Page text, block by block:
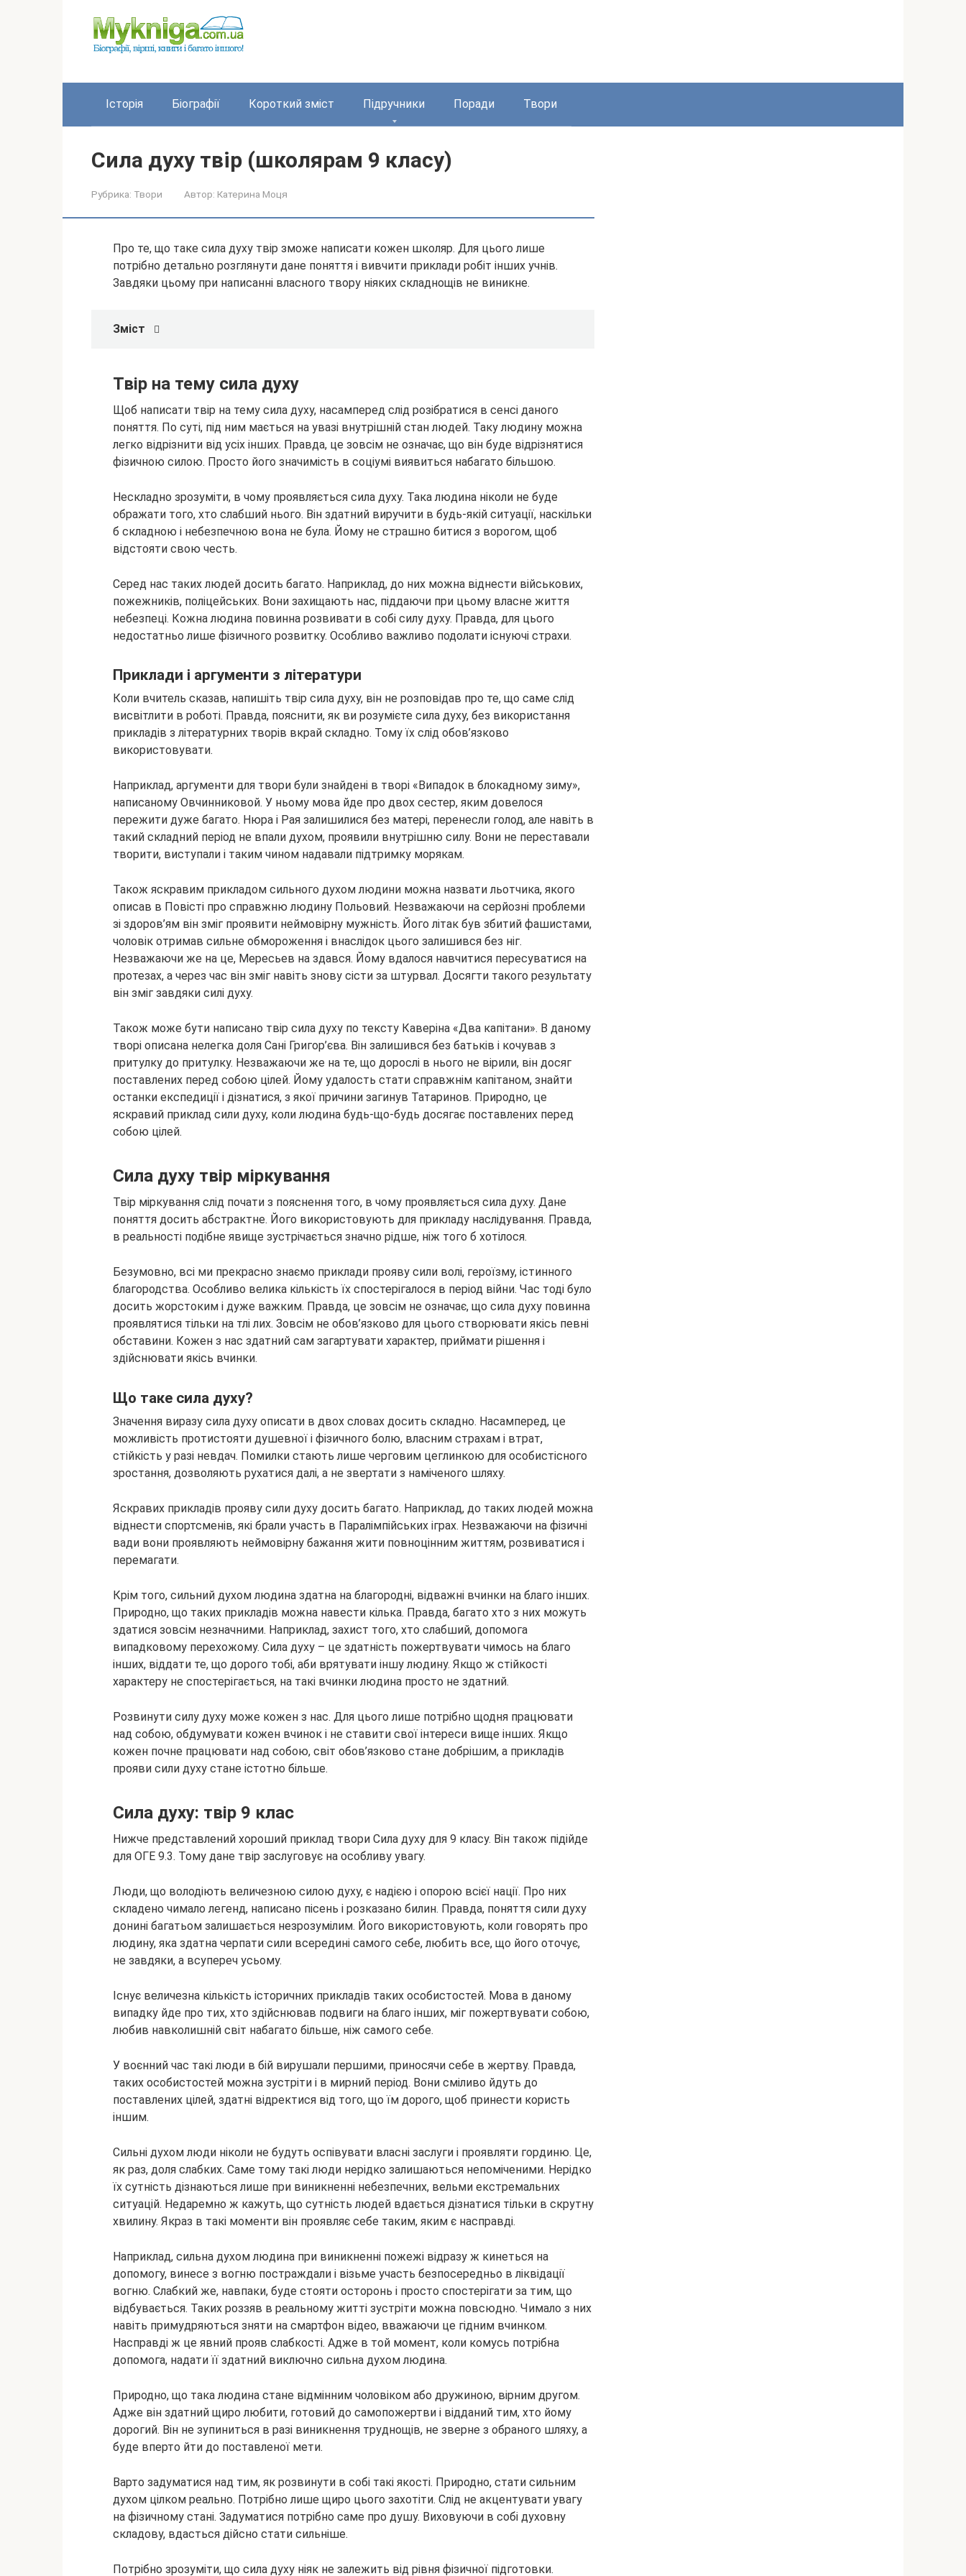
Історія Біографії Короткий зміст Підручники Поради Твори
Сила духу твір (школярам 9 класу)
Рубрика: Твори Автор: Катерина Моця
Про те, що таке сила духу твір зможе написати кожен школяр. Для цього лише
потрібно детально розглянути дане поняття і вивчити приклади робіт інших учнів.
Завдяки цьому при написанні власного твору ніяких складнощів не виникне.
Зміст
Твір на тему сила духу
Щоб написати твір на тему сила духу, насамперед слід розібратися в сенсі даного
поняття. По суті, під ним мається на увазі внутрішній стан людей. Таку людину можна
легко відрізнити від усіх інших. Правда, це зовсім не означає, що він буде відрізнятися
фізичною силою. Просто його значимість в соціумі виявиться набагато більшою.
Нескладно зрозуміти, в чому проявляється сила духу. Така людина ніколи не буде
ображати того, хто слабший нього. Він здатний виручити в будь-якій ситуації, наскільки
б складною і небезпечною вона не була. Йому не страшно битися з ворогом, щоб
відстояти свою честь.
Серед нас таких людей досить багато. Наприклад, до них можна віднести військових,
пожежників, поліцейських. Вони захищають нас, піддаючи при цьому власне життя
небезпеці. Кожна людина повинна розвивати в собі силу духу. Правда, для цього
недостатньо лише фізичного розвитку. Особливо важливо подолати існуючі страхи.
Приклади і аргументи з літератури
Коли вчитель сказав, напишіть твір сила духу, він не розповідав про те, що саме слід
висвітлити в роботі. Правда, пояснити, як ви розумієте сила духу, без використання
прикладів з літературних творів вкрай складно. Тому їх слід обов’язково
використовувати.
Наприклад, аргументи для твори були знайдені в творі «Випадок в блокадному зиму»,
написаному Овчинниковой. У ньому мова йде про двох сестер, яким довелося
пережити дуже багато. Нюра і Рая залишилися без матері, перенесли голод, але навіть в
такий складний період не впали духом, проявили внутрішню силу. Вони не переставали
творити, виступали і таким чином надавали підтримку морякам.
Також яскравим прикладом сильного духом людини можна назвати льотчика, якого
описав в Повісті про справжню людину Польовий. Незважаючи на серйозні проблеми
зі здоров’ям він зміг проявити неймовірну мужність. Його літак був збитий фашистами,
чоловік отримав сильне обмороження і внаслідок цього залишився без ніг.
Незважаючи же на це, Мересьев на здався. Йому вдалося навчитися пересуватися на
протезах, а через час він зміг навіть знову сісти за штурвал. Досягти такого результату
він зміг завдяки силі духу.
Також може бути написано твір сила духу по тексту Каверіна «Два капітани». В даному
творі описана нелегка доля Сані Григор’єва. Він залишився без батьків і кочував з
притулку до притулку. Незважаючи же на те, що дорослі в нього не вірили, він досяг
поставлених перед собою цілей. Йому удалость стати справжнім капітаном, знайти
останки експедиції і дізнатися, з якої причини загинув Татаринов. Природно, це
яскравий приклад сили духу, коли людина будь-що-будь досягає поставлених перед
собою цілей.
Сила духу твір міркування
Твір міркування слід почати з пояснення того, в чому проявляється сила духу. Дане
поняття досить абстрактне. Його використовують для прикладу наслідування. Правда,
в реальності подібне явище зустрічається значно рідше, ніж того б хотілося.
Безумовно, всі ми прекрасно знаємо приклади прояву сили волі, героїзму, істинного
благородства. Особливо велика кількість їх спостерігалося в період війни. Час тоді було
досить жорстоким і дуже важким. Правда, це зовсім не означає, що сила духу повинна
проявлятися тільки на тлі лих. Зовсім не обов’язково для цього створювати якісь певні
обставини. Кожен з нас здатний сам загартувати характер, приймати рішення і
здійснювати якісь вчинки.
Що таке сила духу?
Значення виразу сила духу описати в двох словах досить складно. Насамперед, це
можливість протистояти душевної і фізичного болю, власним страхам і втрат,
стійкість у разі невдач. Помилки стають лише черговим цеглинкою для особистісного
зростання, дозволяють рухатися далі, а не звертати з наміченого шляху.
Яскравих прикладів прояву сили духу досить багато. Наприклад, до таких людей можна
віднести спортсменів, які брали участь в Паралімпійських іграх. Незважаючи на фізичні
вади вони проявляють неймовірну бажання жити повноцінним життям, розвиватися і
перемагати.
Крім того, сильний духом людина здатна на благородні, відважні вчинки на благо інших.
Природно, що таких прикладів можна навести кілька. Правда, багато хто з них можуть
здатися зовсім незначними. Наприклад, захист того, хто слабший, допомога
випадковому перехожому. Сила духу – це здатність пожертвувати чимось на благо
інших, віддати те, що дорого тобі, аби врятувати іншу людину. Якщо ж стійкості
характеру не спостерігається, на такі вчинки людина просто не здатний.
Розвинути силу духу може кожен з нас. Для цього лише потрібно щодня працювати
над собою, обдумувати кожен вчинок і не ставити свої інтереси вище інших. Якщо
кожен почне працювати над собою, світ обов’язково стане добрішим, а прикладів
прояви сили духу стане істотно більше.
Сила духу: твір 9 клас
Нижче представлений хороший приклад твори Сила духу для 9 класу. Він також підійде
для ОГЕ 9.3. Тому дане твір заслуговує на особливу увагу.
Люди, що володіють величезною силою духу, є надією і опорою всієї нації. Про них
складено чимало легенд, написано пісень і розказано билин. Правда, поняття сили духу
донині багатьом залишається незрозумілим. Його використовують, коли говорять про
людину, яка здатна черпати сили всередині самого себе, любить все, що його оточує,
не завдяки, а всупереч усьому.
Існує величезна кількість історичних прикладів таких особистостей. Мова в даному
випадку йде про тих, хто здійснював подвиги на благо інших, міг пожертвувати собою,
любив навколишній світ набагато більше, ніж самого себе.
У воєнний час такі люди в бій вирушали першими, приносячи себе в жертву. Правда,
таких особистостей можна зустріти і в мирний період. Вони сміливо йдуть до
поставлених цілей, здатні відректися від того, що їм дорого, щоб принести користь
іншим.
Сильні духом люди ніколи не будуть оспівувати власні заслуги і проявляти гординю. Це,
як раз, доля слабких. Саме тому такі люди нерідко залишаються непоміченими. Нерідко
їх сутність дізнаються лише при виникненні небезпечних, вельми екстремальних
ситуацій. Недаремно ж кажуть, що сутність людей вдається дізнатися тільки в скрутну
хвилину. Якраз в такі моменти він проявляє себе таким, яким є насправді.
Наприклад, сильна духом людина при виникненні пожежі відразу ж кинеться на
допомогу, винесе з вогню постраждали і візьме участь безпосередньо в ліквідації
вогню. Слабкий же, навпаки, буде стояти осторонь і просто спостерігати за тим, що
відбувається. Таких роззяв в реальному житті зустріти можна повсюдно. Чимало з них
навіть примудряються зняти на смартфон відео, вважаючи це гідним вчинком.
Насправді ж це явний прояв слабкості. Адже в той момент, коли комусь потрібна
допомога, надати її здатний виключно сильна духом людина.
Природно, що така людина стане відмінним чоловіком або дружиною, вірним другом.
Адже він здатний щиро любити, готовий до самопожертви і відданий тим, хто йому
дорогий. Він не зупиниться в разі виникнення труднощів, не зверне з обраного шляху, а
буде вперто йти до поставленої мети.
Варто задуматися над тим, як розвинути в собі такі якості. Природно, стати сильним
духом цілком реально. Потрібно лише щиро цього захотіти. Слід не акцентувати увагу
на фізичному стані. Задуматися потрібно саме про душу. Виховуючи в собі духовну
складову, вдасться дійсно стати сильніше.
Потрібно зрозуміти, що сила духу ніяк не залежить від рівня фізичної підготовки.